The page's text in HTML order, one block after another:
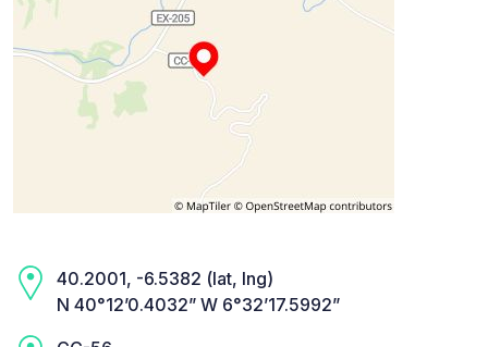
40.2001, -6.5382 (lat, lng)
N 40°12’0.4032” W 6°32’17.5992”